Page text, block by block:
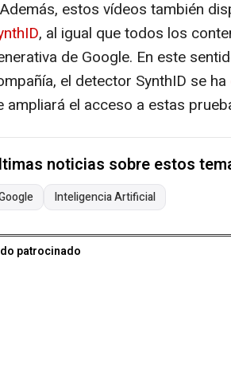
Además, estos vídeos también
, al igual que todos los
de Google. En este
el detector SynthID se ha
ampliará el acceso a estas
noticias sobre estos
Inteligencia Artificial
patrocinado